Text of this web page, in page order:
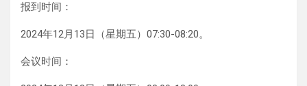
报到时间：
2024年12月13日（星期五）07:30-08:20。
会议时间：